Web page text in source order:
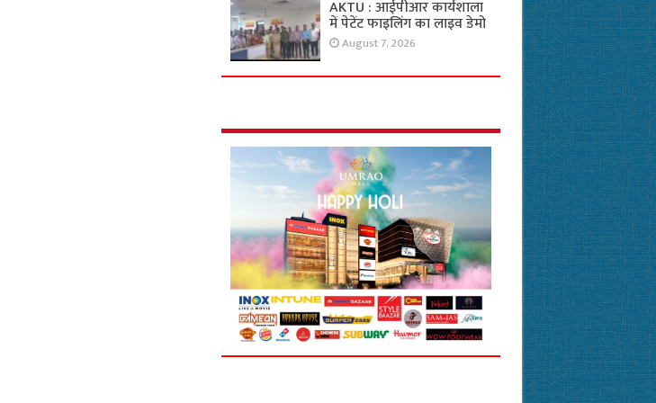
AKTU : आईपीआर कार्यशाला
में पेटेंट फाइलिंग का लाइव डेमो
August 7, 2026